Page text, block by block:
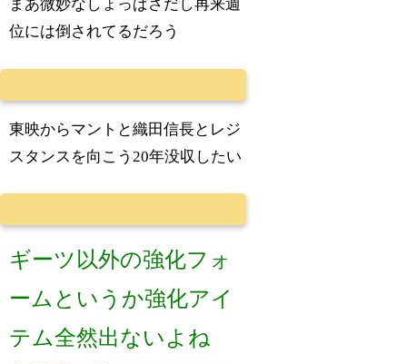
まあ微妙なしょっぱさだし再来週
位には倒されてるだろう
東映からマントと織田信長とレジ
スタンスを向こう20年没収したい
ギーツ以外の強化フォ
ームというか強化アイ
テム全然出ないよね